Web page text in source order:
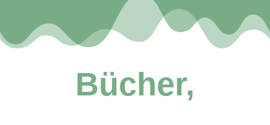
Bücher,